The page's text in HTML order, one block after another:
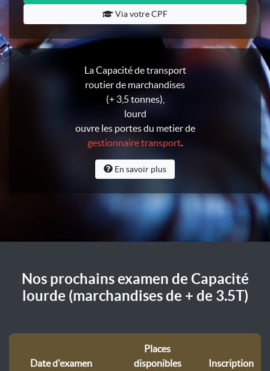
Via votre CPF
La Capacité de transport
routier de marchandises
(+ 3,5 tonnes),
lourd
ouvre les portes du metier de
gestionnaire transport.
En savoir plus
Nos prochains examen de Capacité
lourde (marchandises de + de 3.5T)
Date d'examen
Places
disponibles
Inscription